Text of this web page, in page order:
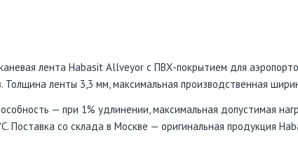
лента Habasit Allveyor с ПВХ-покрытием для
Толщина ленты 3,3 мм, максимальная производственная
— при 1% удлинении, максимальная допустимая
Поставка со склада в Москве — оригинальная продукция